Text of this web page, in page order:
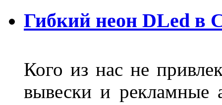
Гибкий неон DLed в
Кого из нас не
вывески и рекламные